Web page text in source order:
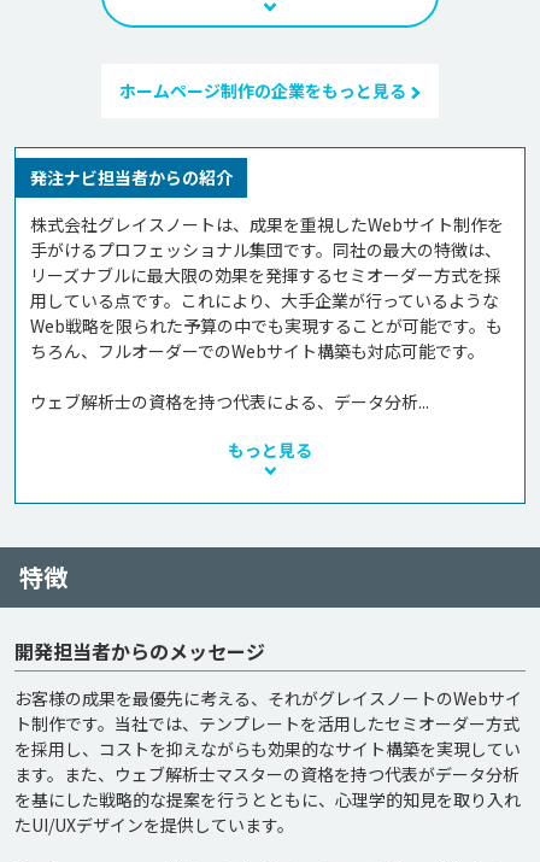
ホームページ制作の企業をもっと見る
発注ナビ担当者からの紹介
株式会社グレイスノートは、成果を重視したWebサイト制作を
手がけるプロフェッショナル集団です。同社の最大の特徴は、
リーズナブルに最大限の効果を発揮するセミオーダー方式を採
用している点です。これにより、大手企業が行っているような
Web戦略を限られた予算の中でも実現することが可能です。も
ちろん、フルオーダーでのWebサイト構築も対応可能です。
ウェブ解析士の資格を持つ代表による、データ分析...
もっと見る
特徴
開発担当者からのメッセージ
お客様の成果を最優先に考える、それがグレイスノートのWebサイ
ト制作です。当社では、テンプレートを活用したセミオーダー方式
を採用し、コストを抑えながらも効果的なサイト構築を実現してい
ます。また、ウェブ解析士マスターの資格を持つ代表がデータ分析
を基にした戦略的な提案を行うとともに、心理学的知見を取り入れ
たUI/UXデザインを提供しています。